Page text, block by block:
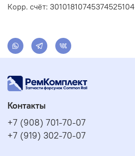
Корр. счёт: 30101810745374525104
Контакты
+7 (908) 701-70-07
+7 (919) 302-70-07